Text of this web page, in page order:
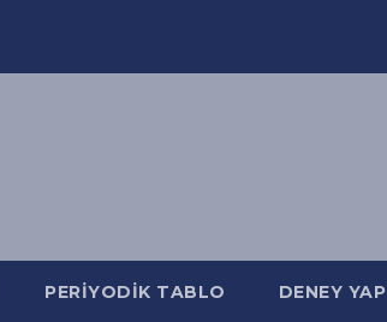
PERIYODIK TABLO DENEY YAP